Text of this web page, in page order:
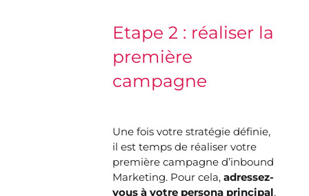
Etape 2 : réaliser la
première
campagne
Une fois votre stratégie définie,
il est temps de réaliser votre
première campagne d’inbound
Marketing. Pour cela,adressez-
vous à votre persona principal,